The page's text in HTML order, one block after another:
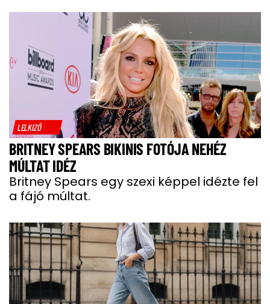
LELKIZŐ
BRITNEY SPEARS BIKINIS FOTÓJA NEHÉZ
MÚLTAT IDÉZ
Britney Spears egy szexi képpel idézte fel
a fájó múltat.